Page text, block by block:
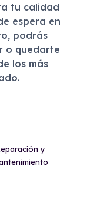
tu calidad
espera en
podrás
o quedarte
los más
y